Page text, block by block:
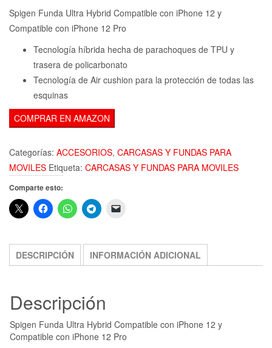
Spigen Funda Ultra Hybrid Compatible con iPhone 12 y
Compatible con iPhone 12 Pro
Tecnología híbrida hecha de parachoques de TPU y
trasera de policarbonato
Tecnología de Air cushion para la protección de todas las
esquinas
COMPRAR EN AMAZON
Categorías: ACCESORIOS, CARCASAS Y FUNDAS PARA
MOVILES Etiqueta: CARCASAS Y FUNDAS PARA MOVILES
Comparte esto:
DESCRIPCIÓN INFORMACIÓN ADICIONAL
Descripción
Spigen Funda Ultra Hybrid Compatible con iPhone 12 y
Compatible con iPhone 12 Pro